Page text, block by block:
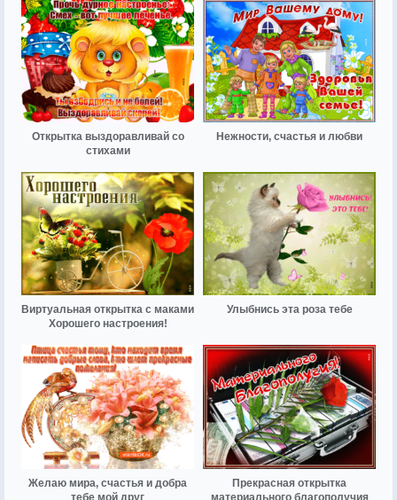
Открытка выздоравливай со
стихами
Нежности, счастья и любви
Виртуальная открытка с маками
Хорошего настроения!
Улыбнись эта роза тебе
Желаю мира, счастья и добра
тебе мой друг
Прекрасная открытка
материального благополучия